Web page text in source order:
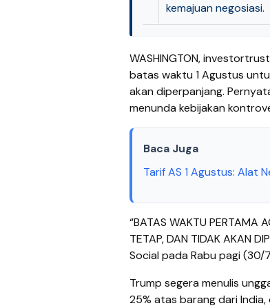
kemajuan negosiasi.
WASHINGTON,
batas waktu 1 Agustus
akan diperpanjang.
menunda kebijakan
Baca Juga
Tarif AS 1 Agustus: Alat
“BATAS WAKTU PERTAMA
TETAP, DAN TIDAK AKAN
Social pada Rabu pagi
Trump segera menulis
25% atas barang dari